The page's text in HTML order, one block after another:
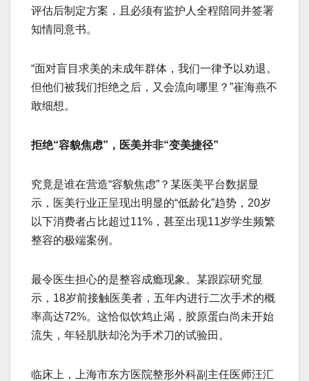
评估后制定方案，且必须有监护人全程陪同并签署
知情同意书。
“面对盲目求美的未成年群体，我们一律予以劝退。
但他们被我们拒绝之后，又会流向哪里？”崔海燕不
敢细想。
拒绝“容貌焦虑”，医美并非“变美捷径”
究竟是谁在营造“容貌焦虑”？某医美平台数据显
示，医美行业正呈现出明显的“低龄化”趋势，20岁
以下消费者占比超过11%，甚至出现11岁学生频繁
整容的极端案例。
最令医生担心的是整容成瘾现象。某跟踪研究显
示，18岁前接触医美者，五年内进行二次手术的概
率高达72%。这恰似饮鸩止渴，胶原蛋白尚未开始
流失，年轻肌肤却沦为手术刀的试验田。
临床上，上海市东方医院整形外科副主任医师汪汇